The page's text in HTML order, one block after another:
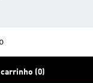
carrinho (0)